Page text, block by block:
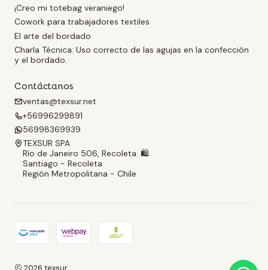
¡Creo mi totebag veraniego!
Cowork para trabajadores textiles
El arte del bordado
Charla Técnica: Uso correcto de las agujas en la confección
y el bordado.
Contáctanos
ventas@texsur.net
+56996299891
56998369939
TEXSUR SPA
Río de Janeiro 506, Recoleta. 🛍️
Santiago - Recoleta
Región Metropolitana - Chile
2026 texsur.